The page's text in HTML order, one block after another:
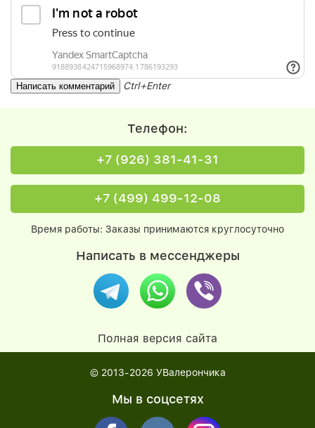
Ctrl+Enter
Телефон:
+7 (926) 381-41-31
+7 (499) 499-12-08
Время работы: Заказы принимаются круглосуточно
Написать в мессенджеры
Полная версия сайта
© 2013-2026 УВалерончика
Мы в соцсетях